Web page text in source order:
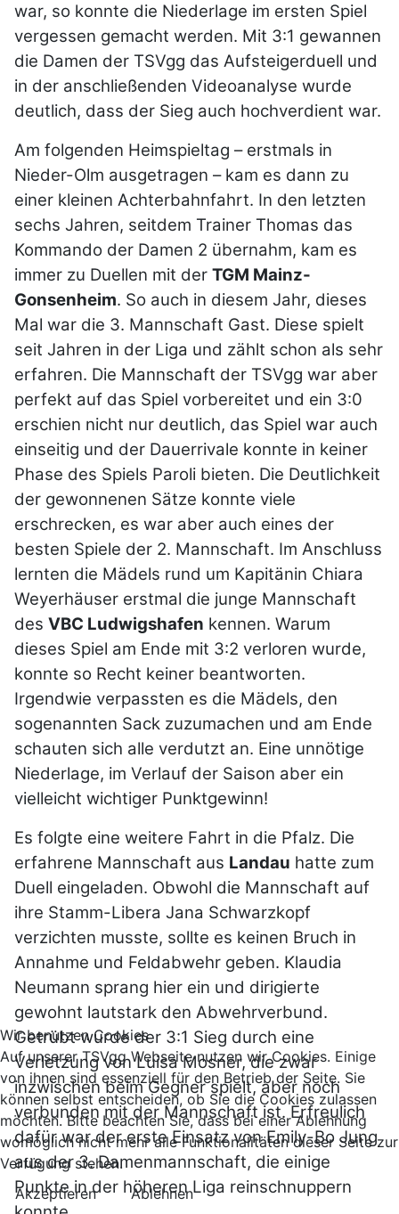
war, so konnte die Niederlage im ersten Spiel
vergessen gemacht werden. Mit 3:1 gewannen
die Damen der TSVgg das Aufsteigerduell und
in der anschließenden Videoanalyse wurde
deutlich, dass der Sieg auch hochverdient war.
Am folgenden Heimspieltag – erstmals in
Nieder-Olm ausgetragen – kam es dann zu
einer kleinen Achterbahnfahrt. In den letzten
sechs Jahren, seitdem Trainer Thomas das
Kommando der Damen 2 übernahm, kam es
immer zu Duellen mit der TGM Mainz-
Gonsenheim. So auch in diesem Jahr, dieses
Mal war die 3. Mannschaft Gast. Diese spielt
seit Jahren in der Liga und zählt schon als sehr
erfahren. Die Mannschaft der TSVgg war aber
perfekt auf das Spiel vorbereitet und ein 3:0
erschien nicht nur deutlich, das Spiel war auch
einseitig und der Dauerrivale konnte in keiner
Phase des Spiels Paroli bieten. Die Deutlichkeit
der gewonnenen Sätze konnte viele
erschrecken, es war aber auch eines der
besten Spiele der 2. Mannschaft. Im Anschluss
lernten die Mädels rund um Kapitänin Chiara
Weyerhäuser erstmal die junge Mannschaft
des VBC Ludwigshafen kennen. Warum
dieses Spiel am Ende mit 3:2 verloren wurde,
konnte so Recht keiner beantworten.
Irgendwie verpassten es die Mädels, den
sogenannten Sack zuzumachen und am Ende
schauten sich alle verdutzt an. Eine unnötige
Niederlage, im Verlauf der Saison aber ein
vielleicht wichtiger Punktgewinn!
Es folgte eine weitere Fahrt in die Pfalz. Die
erfahrene Mannschaft aus Landau hatte zum
Duell eingeladen. Obwohl die Mannschaft auf
ihre Stamm-Libera Jana Schwarzkopf
verzichten musste, sollte es keinen Bruch in
Annahme und Feldabwehr geben. Klaudia
Neumann sprang hier ein und dirigierte
gewohnt lautstark den Abwehrverbund.
Getrübt wurde der 3:1 Sieg durch eine
Verletzung von Luisa Mosner, die zwar
inzwischen beim Gegner spielt, aber noch
verbunden mit der Mannschaft ist. Erfreulich
dafür war der erste Einsatz von Emily-Bo Jung
aus der 3. Damenmannschaft, die einige
Punkte in der höheren Liga reinschnuppern
Wir benutzen Cookies
Auf unserer TSVgg Webseite nutzen wir Cookies. Einige
von ihnen sind essenziell für den Betrieb der Seite. Sie
können selbst entscheiden, ob Sie die Cookies zulassen
möchten. Bitte beachten Sie, dass bei einer Ablehnung
womöglich nicht mehr alle Funktionalitäten dieser Seite zur
Verfügung stehen.
Akzeptieren
Ablehnen